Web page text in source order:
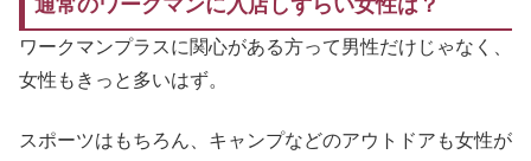
通常のワークマンに入店しずらい女性は？
ワークマンプラスに関心がある方って男性だけじゃなく、
女性もきっと多いはず。
スポーツはもちろん、キャンプなどのアウトドアも女性が